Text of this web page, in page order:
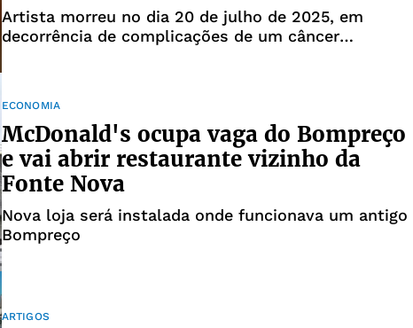
Artista morreu no dia 20 de julho de 2025, em
decorrência de complicações de um câncer
ECONOMIA
McDonald's ocupa vaga do Bompreço
e vai abrir restaurante vizinho da
Fonte Nova
Nova loja será instalada onde funcionava um antigo
Bompreço
ARTIGOS